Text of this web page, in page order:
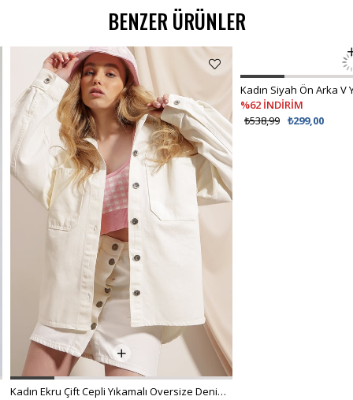
BENZER ÜRÜNLER
Kadın Ekru Çift Cepli Yıkamalı Oversize Denim Ceket ALC-X8152